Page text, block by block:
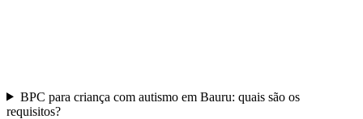
BPC para criança com autismo em Bauru: quais são os
requisitos?